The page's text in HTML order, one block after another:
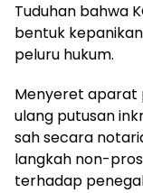
Tuduhan bahwa
bentuk
peluru hukum.
Menyeret aparat
ulang putusan
sah secara
langkah non-
terhadap